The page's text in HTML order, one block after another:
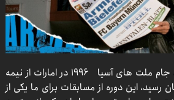
به گزارش اطلاعات آنلاین، جام ملت های آسیا ۱۹۹۶ در امارات از نیمه
رسید، این دوره از مسابقات برای ما یکی از